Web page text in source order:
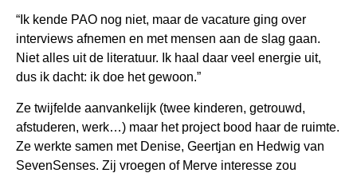
“Ik kende PAO nog niet, maar de vacature ging over
interviews afnemen en met mensen aan de slag gaan.
Niet alles uit de literatuur. Ik haal daar veel energie uit,
dus ik dacht: ik doe het gewoon.”
Ze twijfelde aanvankelijk (twee kinderen, getrouwd,
afstuderen, werk…) maar het project bood haar de ruimte.
Ze werkte samen met Denise, Geertjan en Hedwig van
SevenSenses. Zij vroegen of Merve interesse zou